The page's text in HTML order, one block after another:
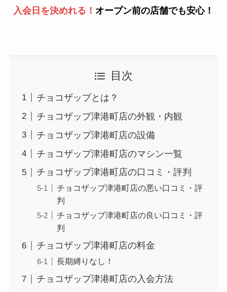
入会日を決めれる！ オープン前の店舗でも安心！
目次
チョコザップとは？
チョコザップ津港町店の外観・内観
チョコザップ津港町店の設備
チョコザップ津港町店のマシン一覧
チョコザップ津港町店の口コミ・評判
チョコザップ津港町店の悪い口コミ・評
判
チョコザップ津港町店の良い口コミ・評
判
チョコザップ津港町店の料金
長期縛りなし！
チョコザップ津港町店の入会方法